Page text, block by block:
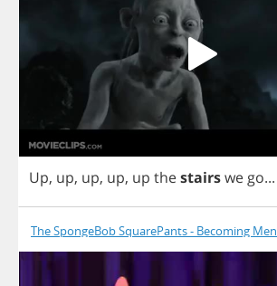
Up, up, up, up, up thestairswe go...
The SpongeBob SquarePants - Becoming Men